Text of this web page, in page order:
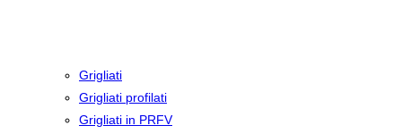
Grigliati
Grigliati profilati
Grigliati in PRFV